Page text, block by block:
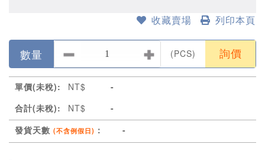
收藏賣場 列印本頁
數量 (PCS) 詢價
單價(未稅): NT$
-
合計(未稅):
NT$
-
發貨天數 (不含例假日) ： -